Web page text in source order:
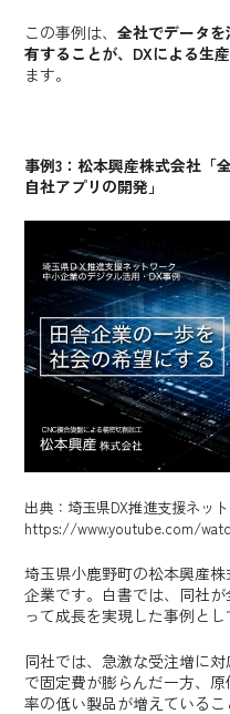
この事例は、全社でデータ
有することが、DXによる生
ます。
事例3：松本興産株式会社「
自社アプリの開発」
出典：埼玉県DX推進支援ネッ
https://www.youtube.com/
埼玉県小鹿野町の松本興産
企業です。白書では、同社
って成長を実現した事例とし
同社では、急激な受注増に
で固定費が膨らんだ一方、
率の低い製品が増えている